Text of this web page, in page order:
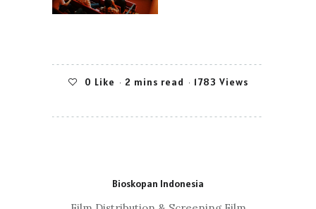
0 Like 2 mins read 1783 Views
Bioskopan Indonesia